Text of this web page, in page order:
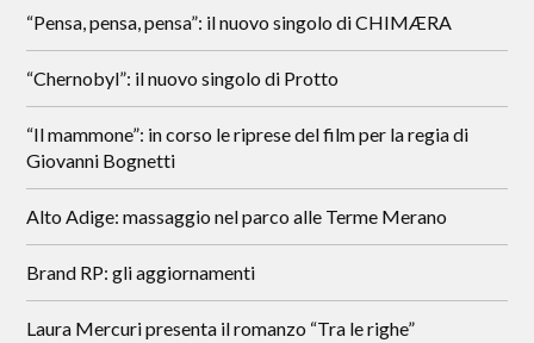
“Pensa, pensa, pensa”: il nuovo singolo di CHIMÆRA
“Chernobyl”: il nuovo singolo di Protto
“Il mammone”: in corso le riprese del film per la regia di
Giovanni Bognetti
Alto Adige: massaggio nel parco alle Terme Merano
Brand RP: gli aggiornamenti
Laura Mercuri presenta il romanzo “Tra le righe”